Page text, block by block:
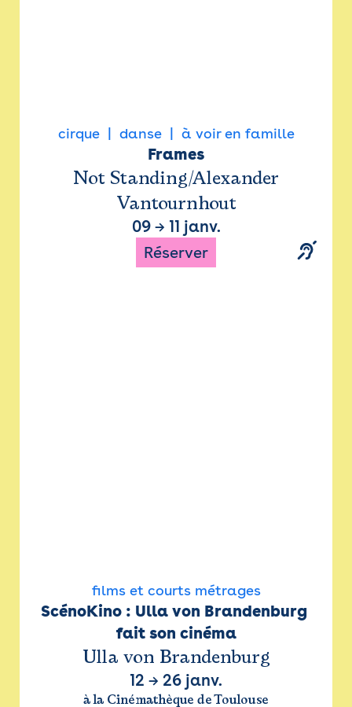
cirque danse à voir en famille
Frames
Not Standing/Alexander
Vantournhout
09→ 11 janv.
Réserver
films et courts métrages
ScénoKino : Ulla von Brandenburg
fait son cinéma
Ulla von Brandenburg
12 → 26 janv.
à la Cinémathèque de Toulouse